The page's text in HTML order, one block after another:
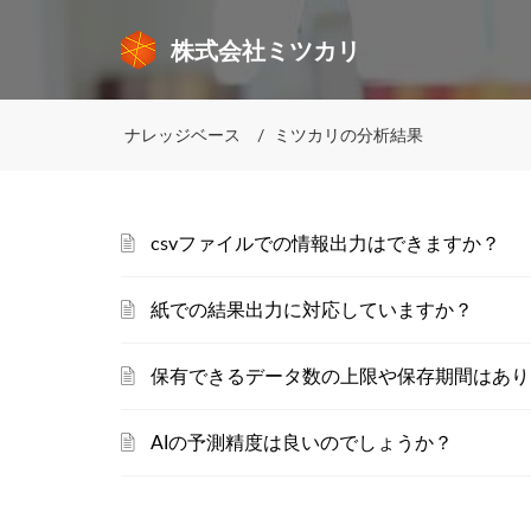
株式会社ミツカリ
ナレッジベース ミツカリの分析結果
csvファイルでの情報出力はできますか？
紙での結果出力に対応していますか？
保有できるデータ数の上限や保存期間はあ
AIの予測精度は良いのでしょうか？